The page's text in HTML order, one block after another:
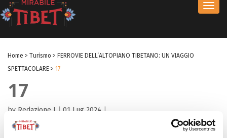
Home > Turismo > FERROVIE DELL’ALTOPIANO TIBETANO: UN VIAGGIO
SPETTACOLARE > 17
17
by Redazione I | 01 Lug 2024 |